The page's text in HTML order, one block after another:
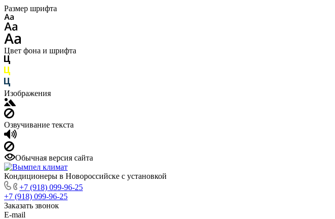
Размер шрифта
Цвет фона и шрифта
Изображения
Озвучивание текста
Обычная версия сайта
Кондиционеры в Новороссийске с установкой
+7 (918) 099-96-25
+7 (918) 099-96-25
Заказать звонок
E-mail